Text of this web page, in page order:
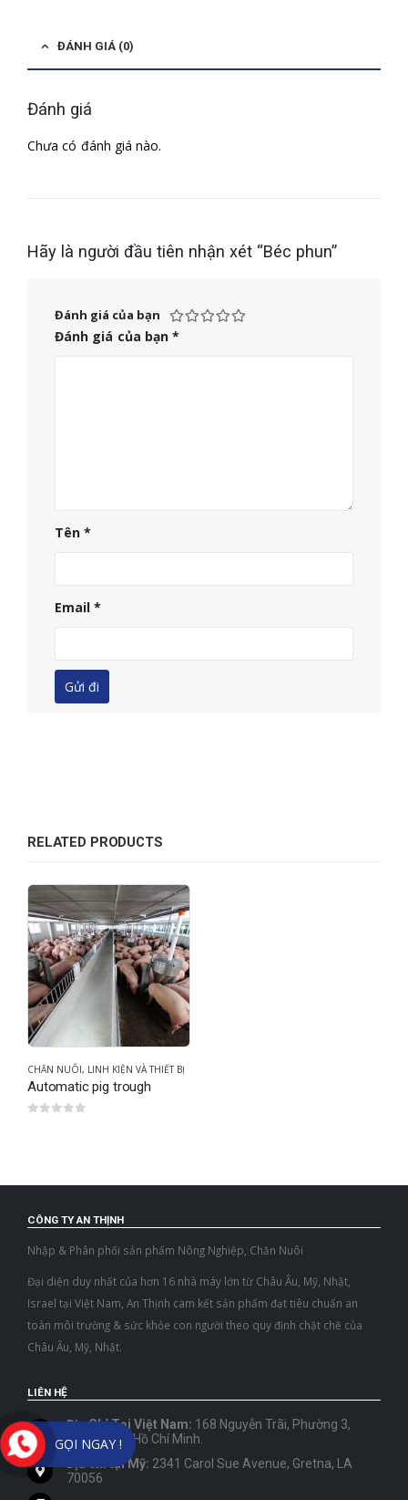
ĐÁNH GIÁ (0)
Đánh giá
Chưa có đánh giá nào.
Hãy là người đầu tiên nhận xét “Béc phun”
Đánh giá của bạn
Đánh giá của bạn*
Tên*
Email*
RELATED PRODUCTS
CHĂN NUÔI, LINH KIỆN VÀ THIẾT BỊ
Automatic pig trough
CÔNG TY AN THỊNH
Nhập & Phân phối sản phẩm Nông Nghiệp, Chăn Nuôi
Đại diện duy nhất của hơn 16 nhà máy lớn từ Châu Âu, Mỹ, Nhật,
Israel tại Việt Nam, An Thịnh cam kết sản phẩm đạt tiêu chuẩn an
toàn môi trường & sức khỏe con người theo quy định chặt chẽ của
Châu Âu, Mỹ, Nhật.
LIÊN HỆ
Địa Chỉ Tại Việt Nam: 168 Nguyễn Trãi, Phường 3,
Quận 5, TP. Hồ Chí Minh.
Địa chỉ tại Mỹ: 2341 Carol Sue Avenue, Gretna, LA
70056
GỌI NGAY !